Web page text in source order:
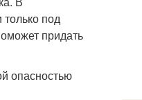
под
придать
опасностью